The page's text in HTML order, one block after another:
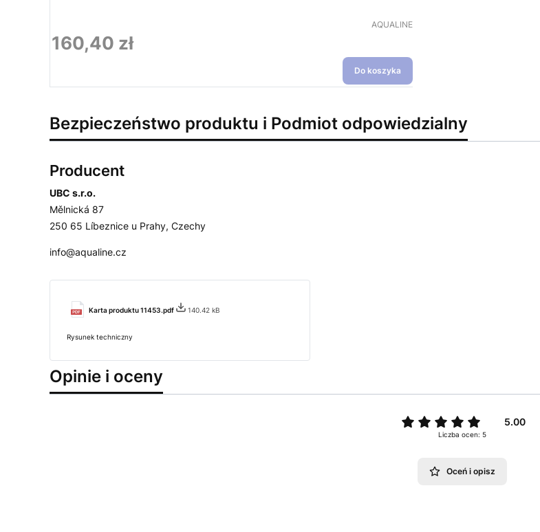
PRODUCENT
AQUALINE
Cena
160,40 zł
Do koszyka
Bezpieczeństwo produktu i Podmiot odpowiedzialny
Producent
UBC s.r.o.
Mělnická 87
250 65 Líbeznice u Prahy, Czechy
info@aqualine.cz
Karta produktu 11453.pdf 140.42 kB
Rysunek techniczny
Opinie i oceny
5.00
Liczba ocen: 5
Oceń i opisz